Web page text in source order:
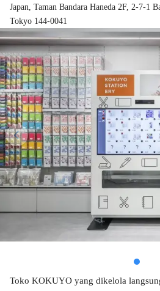
Japan, Taman Bandara Haneda 2F, 2-7-1
Tokyo 144-0041
Toko KOKUYO yang dikelola